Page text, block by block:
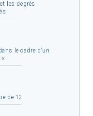
les degrés
le cadre d’un
de 12